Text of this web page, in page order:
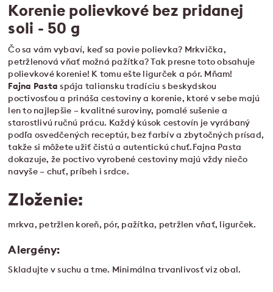
Korenie polievkové bez pridanej
soli - 50 g
Čo sa vám vybaví, keď sa povie polievka? Mrkvička,
petržlenová vňať možná pažítka? Tak presne toto obsahuje
polievkové korenie! K tomu ešte ligurček a pór. Mňam!
Fajna Pasta spája taliansku tradíciu s beskydskou
poctivosťou a prináša cestoviny a korenie, ktoré v sebe majú
len to najlepšie – kvalitné suroviny, pomalé sušenie a
starostlivú ručnú prácu. Každý kúsok cestovín je vyrábaný
podľa osvedčených receptúr, bez farbív a zbytočných prísad,
takže si môžete užiť čistú a autentickú chuť.Fajna Pasta
dokazuje, že poctivo vyrobené cestoviny majú vždy niečo
navyše – chuť, príbeh i srdce.
Zloženie:
mrkva, petržlen koreň, pór, pažítka, petržlen vňať, ligurček.
Alergény:
Skladujte v suchu a tme. Minimálna trvanlivosť viz obal.